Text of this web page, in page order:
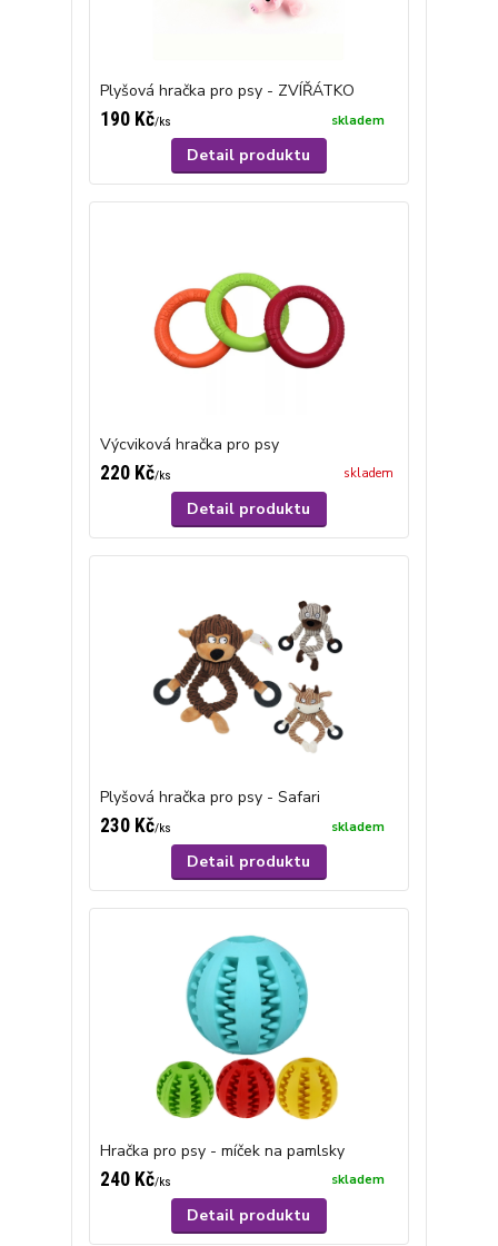
Plyšová hračka pro psy - ZVÍŘÁTKO
190 Kč/ks skladem
Detail produktu
Výcviková hračka pro psy
220 Kč/ks skladem
Detail produktu
Plyšová hračka pro psy - Safari
230 Kč/ks skladem
Detail produktu
Hračka pro psy - míček na pamlsky
240 Kč/ks skladem
Detail produktu